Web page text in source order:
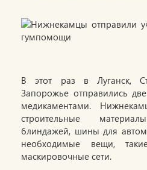
В этот раз в Луганск,
Запорожье отправились
медикаментами.
строительные
блиндажей, шины для
необходимые вещи,
маскировочные сети.